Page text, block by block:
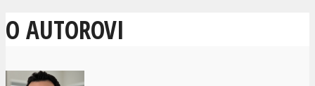
O AUTOROVI